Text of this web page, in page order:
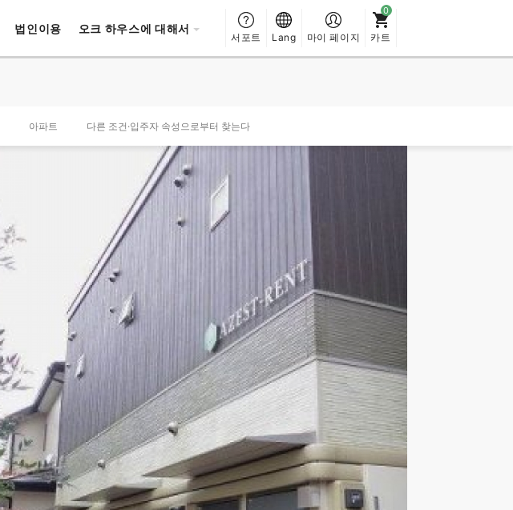
법인이용 오크 하우스에 대해서
서포트 Lang 마이 페이지 카트
아파트 다른 조건·입주자 속성으로부터 찾는다